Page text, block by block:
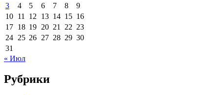
3
4 5 6 7 8
9
10 11 12 13 14 15 16
17 18 19 20 21 22 23
24 25 26 27 28 29 30
31
« Июл
Рубрики